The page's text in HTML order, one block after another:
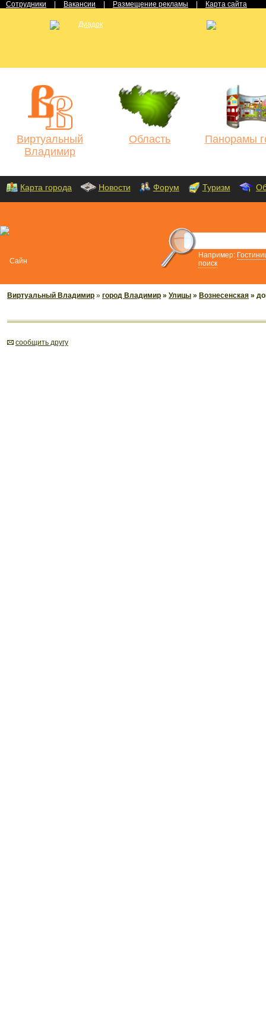
Сотрудники Вакансии Размещение рекламы Карта сайта
Виртуальный
Владимир
Область Панорамы
Карта города Новости Форум Туризм
Например:
поиск
Виртуальный Владимир » город Владимир » Улицы » Вознесенская »
cообщить другу